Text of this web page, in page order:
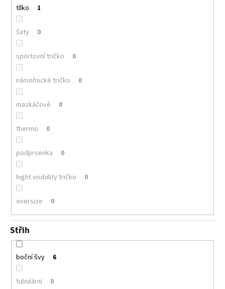
tílko 1
šaty 0
sportovní tričko 0
námořnické tričko 0
maskáčové 0
thermo 0
podprsenka 0
hight visibility tričko 0
oversize 0
Střih
boční švy 6
tubulární 0